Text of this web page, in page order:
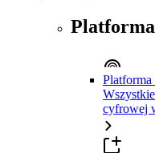
Platforma
cyfrowej